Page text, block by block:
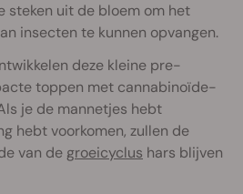
steken uit de bloem om het
insecten te kunnen opvangen.
deze kleine pre-
toppen met cannabinoïde-
je de mannetjes hebt
hebt voorkomen, zullen de
van de groeicyclus hars blijven